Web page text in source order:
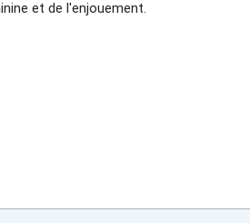
et de l'enjouement.